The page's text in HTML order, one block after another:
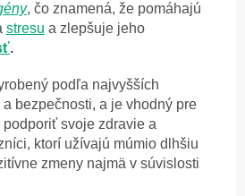
, čo znamená, že pomáhajú
stresu a zlepšuje jeho
.
podľa najvyšších
bezpečnosti, a je vhodný pre
podporiť svoje zdravie a
ktorí užívajú múmio dlhšiu
zmeny najmä v súvislosti